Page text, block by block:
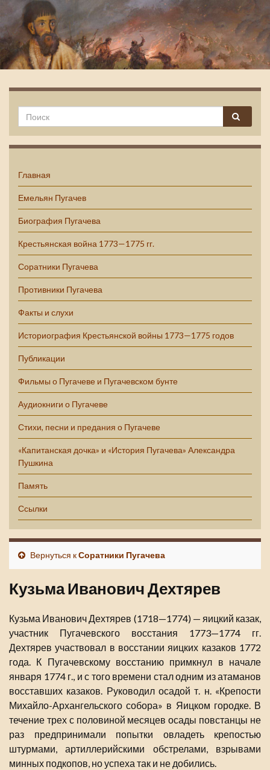
Емельян Пугачев
Главная
Емельян Пугачев
Биография Пугачева
Крестьянская война 1773—1775 гг.
Соратники Пугачева
Противники Пугачева
Факты и слухи
Историография Крестьянской войны 1773—1775 годов
Публикации
Фильмы о Пугачеве и Пугачевском бунте
Аудиокниги о Пугачеве
Стихи, песни и предания о Пугачеве
«Капитанская дочка» и «История Пугачева» Александра
Пушкина
Память
Ссылки
Вернуться кСоратники Пугачева
Кузьма Иванович Дехтярев
Кузьма Иванович Дехтярев (1718—1774) — яицкий казак,
участник Пугачевского восстания 1773—1774 гг.
Дехтярев участвовал в восстании яицких казаков 1772
года. К Пугачевскому восстанию примкнул в начале
января 1774 г., и с того времени стал одним из атаманов
восставших казаков. Руководил осадой т. н. «Крепости
Михайло-Архангельского собора» в Яицком городке. В
течение трех с половиной месяцев осады повстанцы не
раз предпринимали попытки овладеть крепостью
штурмами, артиллерийскими обстрелами, взрывами
минных подкопов, но успеха так и не добились.